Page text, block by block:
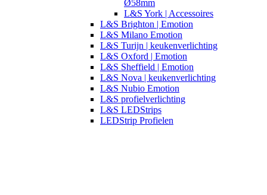
Ø58mm
L&S York | Accessoires
L&S Brighton | Emotion
L&S Milano Emotion
L&S Turijn | keukenverlichting
L&S Oxford | Emotion
L&S Sheffield | Emotion
L&S Nova | keukenverlichting
L&S Nubio Emotion
L&S profielverlichting
L&S LEDStrips
LEDStrip Profielen